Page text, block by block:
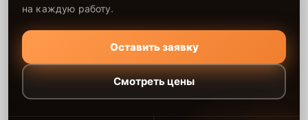
на каждую работу.
Оставить заявку
Смотреть цены